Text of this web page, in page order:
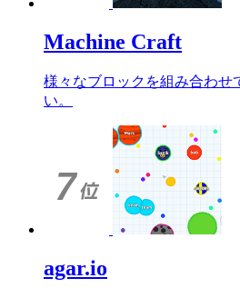
Machine Craft
様々なブロックを組み合わせ
い。
agar.io